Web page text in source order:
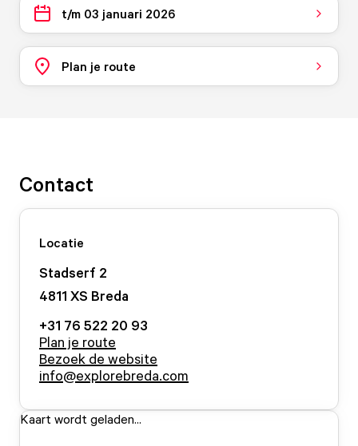
t/m 03 januari 2026
Plan je route
Contact
Locatie
Stadserf 2
4811 XS Breda
+31 76 522 20 93
Plan je route
Bezoek de website
info@explorebreda.com
Kaart wordt geladen...